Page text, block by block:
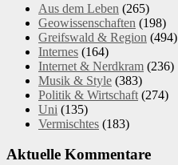
Aus dem Leben (265)
Geowissenschaften (198)
Greifswald & Region (494)
Internes (164)
Internet & Nerdkram (236)
Musik & Style (383)
Politik & Wirtschaft (274)
Uni (135)
Vermischtes (183)
Aktuelle Kommentare